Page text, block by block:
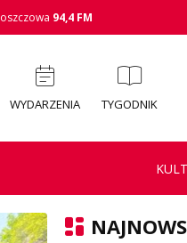
94,4 FM
WYDARZENIA TYGODNIK